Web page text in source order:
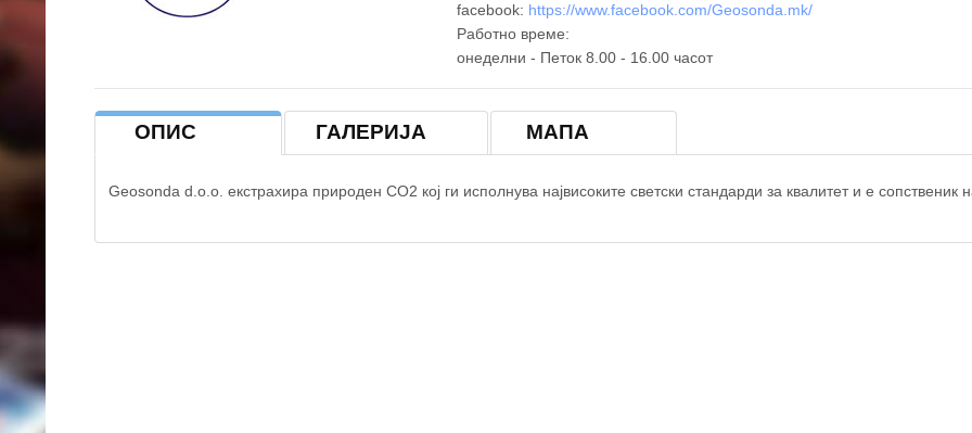
facebook: https://www.facebook.com/Geosonda.mk/
Работно време:
онеделни - Петок 8.00 - 16.00 часот
ОПИС ГАЛЕРИЈА МАПА
Geosonda d.o.o. екстрахира природен CO2 кој ги исполнува највисоките светски стандарди за квалитет и е сопственик